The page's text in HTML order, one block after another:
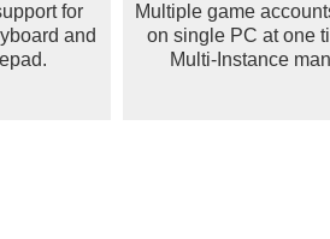
for
and
Multiple game
on single PC at one
Multi-Instance